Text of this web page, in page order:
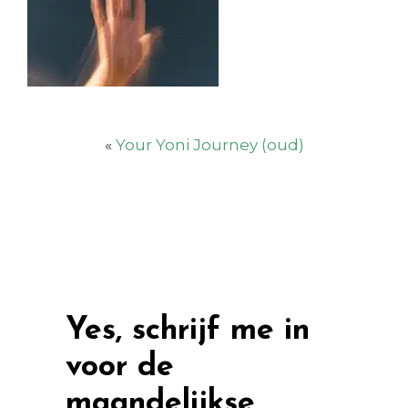
« Your Yoni Journey (oud)
Yes, schrijf me in
voor de